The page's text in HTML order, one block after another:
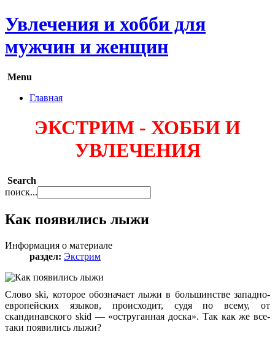
Увлечения и хобби для
мужчин и женщин
Menu
Главная
ЭКСТРИМ - ХОББИ И
УВЛЕЧЕНИЯ
Search
поиск...
Как появились лыжи
Информация о материале
раздел: Экстрим
Слово ski, которое обозначает лыжи в большинстве западно-
европейских языков, происходит, судя по всему, от
скандинавского skid — «оструганная доска». Так как же все-
таки появились лыжи?